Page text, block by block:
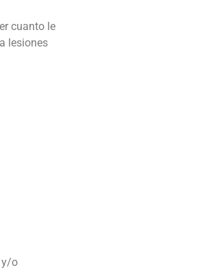
cuanto le
lesiones
y/o